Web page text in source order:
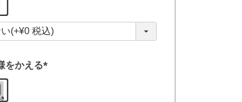
須
)
をかえる